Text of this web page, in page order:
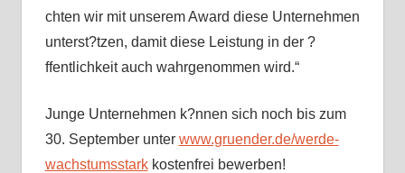
chten wir mit unserem Award diese Unternehmen
unterst?tzen, damit diese Leistung in der ?
ffentlichkeit auch wahrgenommen wird.“
Junge Unternehmen k?nnen sich noch bis zum
30. September unter www.gruender.de/werde-
wachstumsstarkkostenfrei bewerben!